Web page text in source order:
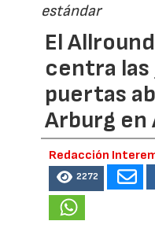
estándar
El
centra las
puertas
Arburg en
Redacción
2272